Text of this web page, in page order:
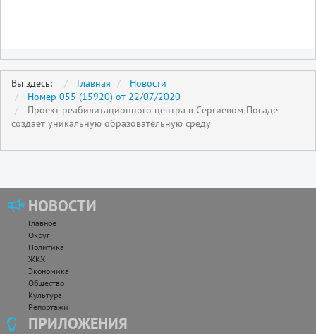
Вы здесь: Главная
Новости
Номер 055 (15920) от 22/07/2020
Проект реабилитационного центра в Сергиевом Посаде
создает уникальную образовательную среду
НОВОСТИ
Главное
Округ
Политика
ЖКХ
Экономика
Общество
Культура
Репортажи
ПРИЛОЖЕНИЯ